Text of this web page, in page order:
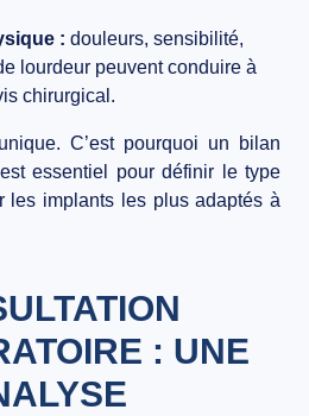
: douleurs, sensibilité,
lourdeur peuvent conduire à
chirurgical.
C’est pourquoi un bilan
essentiel pour définir le type
les implants les plus adaptés à
: UNE